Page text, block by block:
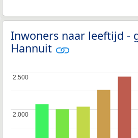
Inwoners naar leeftijd -
Hannuit
2.000
2.000
2.500
2.500